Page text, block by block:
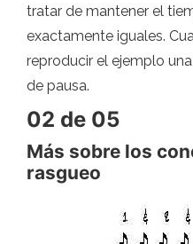
tratar de mantener el
exactamente iguales.
reproducir el ejemplo
de pausa.
02 de 05
Más sobre los
rasgueo